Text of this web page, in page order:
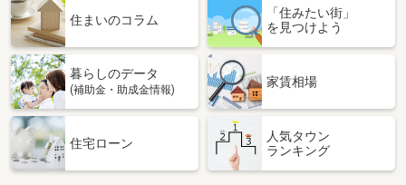
住まいのコラム
「住みたい街」
を見つけよう
暮らしのデータ
(補助金・助成金情報)
家賃相場
住宅ローン
人気タウン
ランキング